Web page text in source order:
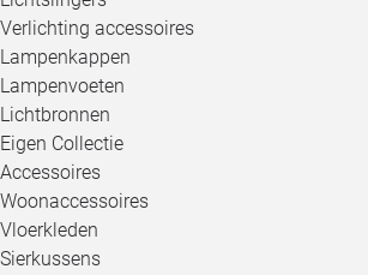
Verlichting accessoires
Lampenkappen
Lampenvoeten
Lichtbronnen
Eigen Collectie
Accessoires
Woonaccessoires
Vloerkleden
Sierkussens